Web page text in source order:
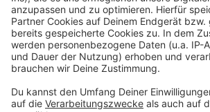
einzubetten. Dieser
Daten zu Ihren
sammeln. Bitte lesen
Details durch und stimmen
Nutzung des Service zu,
Video anzusehen.